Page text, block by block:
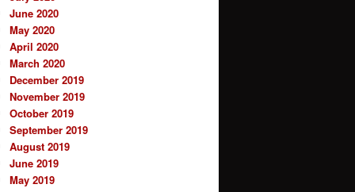
June 2020
May 2020
April 2020
March 2020
December 2019
November 2019
October 2019
September 2019
August 2019
June 2019
May 2019